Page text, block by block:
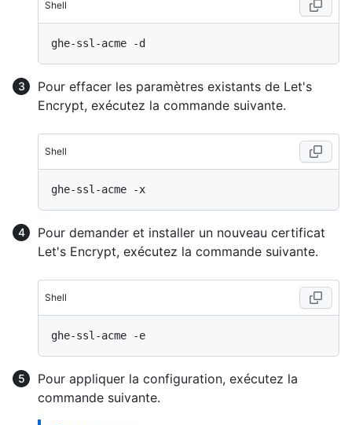
Shell
Pour effacer les paramètres existants de Let's
Encrypt, exécutez la commande suivante.
Shell
Pour demander et installer un nouveau certificat
Let's Encrypt, exécutez la commande suivante.
Shell
Pour appliquer la configuration, exécutez la
commande suivante.